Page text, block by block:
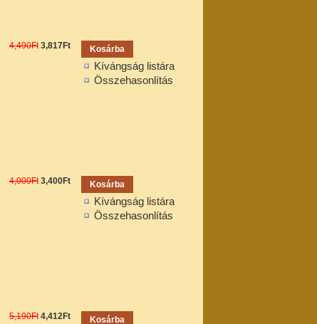
Kívángság listára
Összehasonlítás
4,490Ft 3,817Ft
Kívángság listára
Összehasonlítás
4,000Ft 3,400Ft
5,190Ft 4,412Ft